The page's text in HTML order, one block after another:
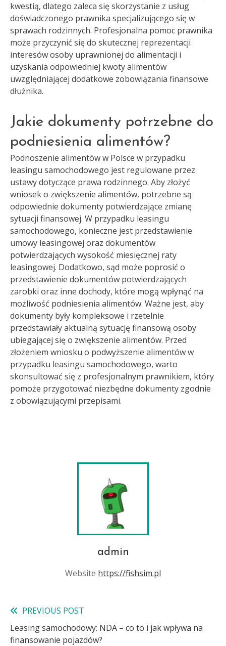
kwestią, dlatego zaleca się skorzystanie z usług
doświadczonego prawnika specjalizującego się w
sprawach rodzinnych. Profesjonalna pomoc prawnika
może przyczynić się do skutecznej reprezentacji
interesów osoby uprawnionej do alimentacji i
uzyskania odpowiedniej kwoty alimentów
uwzględniającej dodatkowe zobowiązania finansowe
dłużnika.
Jakie dokumenty potrzebne do
podniesienia alimentów?
Podnoszenie alimentów w Polsce w przypadku
leasingu samochodowego jest regulowane przez
ustawy dotyczące prawa rodzinnego. Aby złożyć
wniosek o zwiększenie alimentów, potrzebne są
odpowiednie dokumenty potwierdzające zmianę
sytuacji finansowej. W przypadku leasingu
samochodowego, konieczne jest przedstawienie
umowy leasingowej oraz dokumentów
potwierdzających wysokość miesięcznej raty
leasingowej. Dodatkowo, sąd może poprosić o
przedstawienie dokumentów potwierdzających
zarobki oraz inne dochody, które mogą wpłynąć na
możliwość podniesienia alimentów. Ważne jest, aby
dokumenty były kompleksowe i rzetelnie
przedstawiały aktualną sytuację finansową osoby
ubiegającej się o zwiększenie alimentów. Przed
złożeniem wniosku o podwyższenie alimentów w
przypadku leasingu samochodowego, warto
skonsultować się z profesjonalnym prawnikiem, który
pomoże przygotować niezbędne dokumenty zgodnie
z obowiązującymi przepisami.
admin
Website https://fishsim.pl
Read
more
PREVIOUS POST
Leasing samochodowy: NDA – co to i jak wpływa na
finansowanie pojazdów?